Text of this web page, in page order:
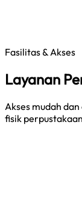
Fasilitas & Akses
Layanan
Akses mudah
fisik